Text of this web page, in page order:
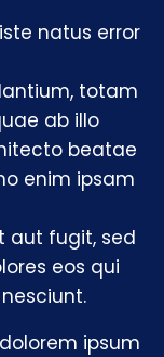
natus error
totam
ab illo
beatae
enim ipsam
aut fugit, sed
eos qui
ipsum